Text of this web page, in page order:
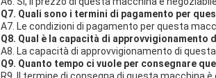
Q7. Quali sono i termini di pagamento per
A7. Le condizioni di pagamento per questa
Q8. Qual è la capacità di approvvigionamento
A8. La capacità di approvvigionamento di
Q9. Quanto tempo ci vuole per consegnare